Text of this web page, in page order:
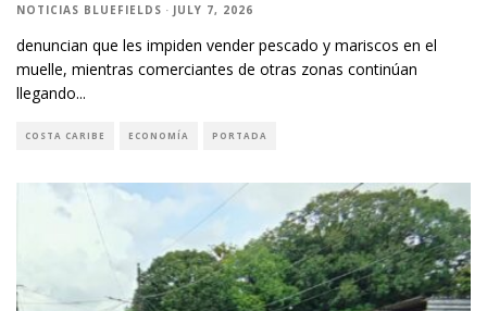
NOTICIAS BLUEFIELDS · JULY 7, 2026
denuncian que les impiden vender pescado y mariscos en el
muelle, mientras comerciantes de otras zonas continúan
llegando...
COSTA CARIBE ECONOMÍA PORTADA